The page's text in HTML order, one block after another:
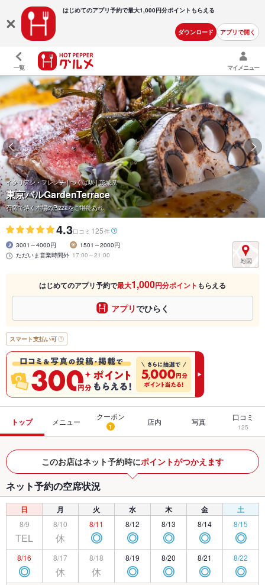
はじめてのアプリ予約で最大1,000円分ポイントもらえる
ダウンロード アプリで開く
一覧 マイメニュー
イタリアン・フレンチ | つくば駅 | 茨城県
東京バルGardenTerrace
石窯で焼く本場のPizzaをご堪能あれ
4.3口コミ 125件
3001～4000円
1501～2000円
ただいま営業時間外 17:00～21:00
はじめてのアプリ予約で最大1,000円分ポイント もらえる
アプリでひらく
スマート支払い可
トップ メニュー
クーポン
1 店内 写真 口コミ
125
このお店はネット予約時にポイントがつかえます
ネット予約の空席状況
日 月 火 水 木 金 土
8/9
TEL
8/10
休
8/11
◎
8/12
◎
8/13
◎
8/14
◎
8/15
◎
8/16
◎
8/17
休
8/18
休
8/19
◎
8/20
◎
8/21
◎
8/22
◎